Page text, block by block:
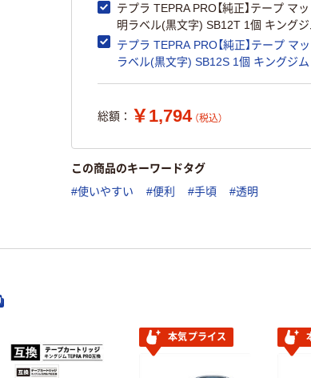
テプラ TEPRA PRO【純正】テープ マ
明ラベル(黒文字) SB12T 1個 キングジ
テプラ TEPRA PRO【純正】テープ マ
ラベル(黒文字) SB12S 1個 キングジム
総額： ￥1,794 （税込）
この商品のキーワードタグ
#使いやすい #便利 #手頃 #透明
本気プライス